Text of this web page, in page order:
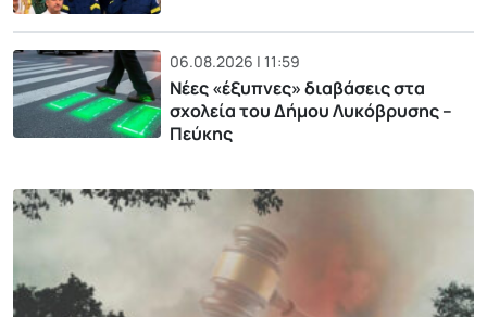
06.08.2026 | 11:59
Νέες «έξυπνες» διαβάσεις στα
σχολεία του Δήμου Λυκόβρυσης –
Πεύκης